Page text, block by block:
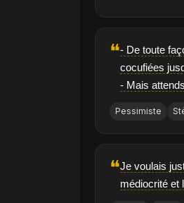
❝- De toute
cocufiées
- Mais
Pessimiste
❝Je voulais
médiocrité et